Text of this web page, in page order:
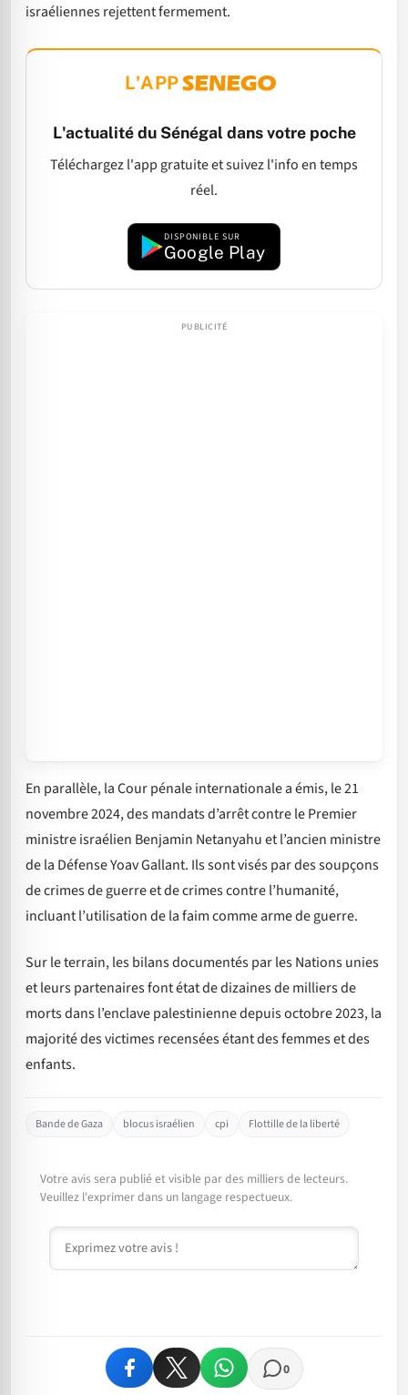
israéliennes rejettent fermement.
L'APP
L'actualité du Sénégal dans votre poche
Téléchargez l'app gratuite et suivez l'info en temps
réel.
DISPONIBLE SUR
Google Play
En parallèle, la Cour pénale internationale a émis, le 21
novembre 2024, des mandats d’arrêt contre le Premier
ministre israélien Benjamin Netanyahu et l’ancien ministre
de la Défense Yoav Gallant. Ils sont visés par des soupçons
de crimes de guerre et de crimes contre l’humanité,
incluant l’utilisation de la faim comme arme de guerre.
Sur le terrain, les bilans documentés par les Nations unies
et leurs partenaires font état de dizaines de milliers de
morts dans l’enclave palestinienne depuis octobre 2023, la
majorité des victimes recensées étant des femmes et des
enfants.
Bande de Gaza blocus israélien cpi Flottille de la liberté
Votre avis sera publié et visible par des milliers de lecteurs.
Veuillez l'exprimer dans un langage respectueux.
Commentaire
0